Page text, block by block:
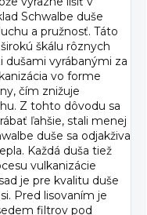
Schwalbe duše
a pružnosť. Táto
škálu rôznych
dušami vyrábanými za
vo forme
čím znižuje
Z tohto dôvodu sa
ľahšie, stali menej
duše sa odjakživa
Každá duša tiež
vulkanizácie
je pre kvalitu duše
Pred lisovaním je
filtrov pod